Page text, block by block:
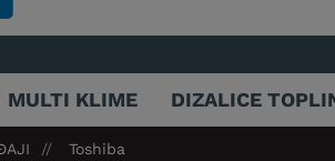
MULTI KLIME DIZALICE
Toshiba